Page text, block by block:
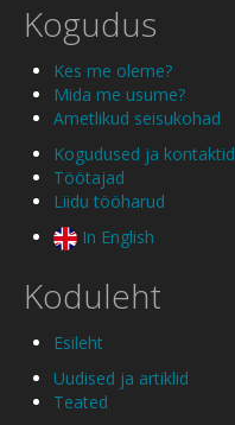
Kogudus
Kes me oleme?
Mida me usume?
Ametlikud seisukohad
Kogudused ja kontaktid
Töötajad
Liidu tööharud
In English
Koduleht
Esileht
Uudised ja artiklid
Teated